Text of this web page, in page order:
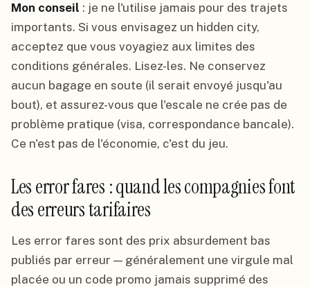
Mon conseil : je ne l'utilise jamais pour des trajets
importants. Si vous envisagez un hidden city,
acceptez que vous voyagiez aux limites des
conditions générales. Lisez-les. Ne conservez
aucun bagage en soute (il serait envoyé jusqu'au
bout), et assurez-vous que l'escale ne crée pas de
problème pratique (visa, correspondance bancale).
Ce n'est pas de l'économie, c'est du jeu.
Les error fares : quand les compagnies font
des erreurs tarifaires
Les error fares sont des prix absurdement bas
publiés par erreur — généralement une virgule mal
placée ou un code promo jamais supprimé des